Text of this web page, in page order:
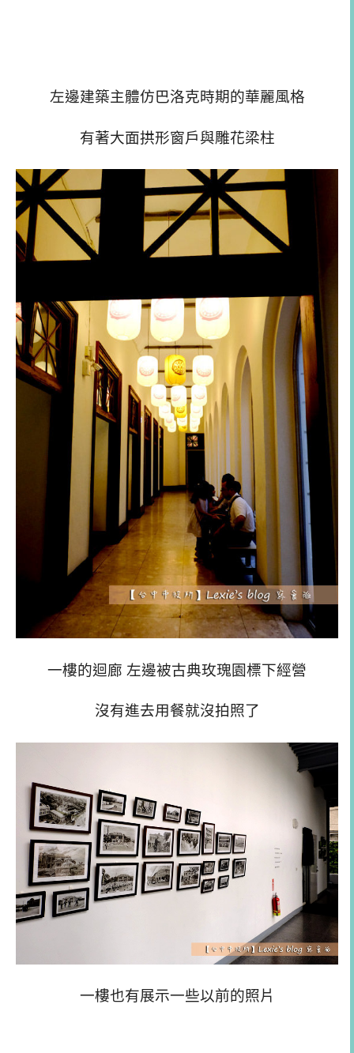
左邊建築主體仿巴洛克時期的華麗風格
有著大面拱形窗戶與雕花梁柱
一樓的迴廊 左邊被古典玫瑰園標下經營
沒有進去用餐就沒拍照了
一樓也有展示一些以前的照片